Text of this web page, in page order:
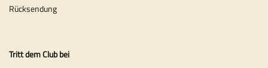
Rücksendung
Tritt dem Club bei